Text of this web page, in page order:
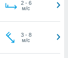
2- 6
м/с
3- 8
м/с